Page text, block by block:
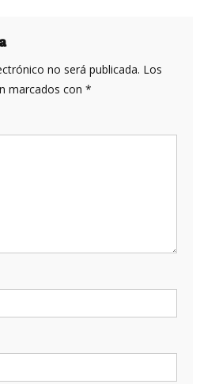
no será publicada. Los
marcados con *